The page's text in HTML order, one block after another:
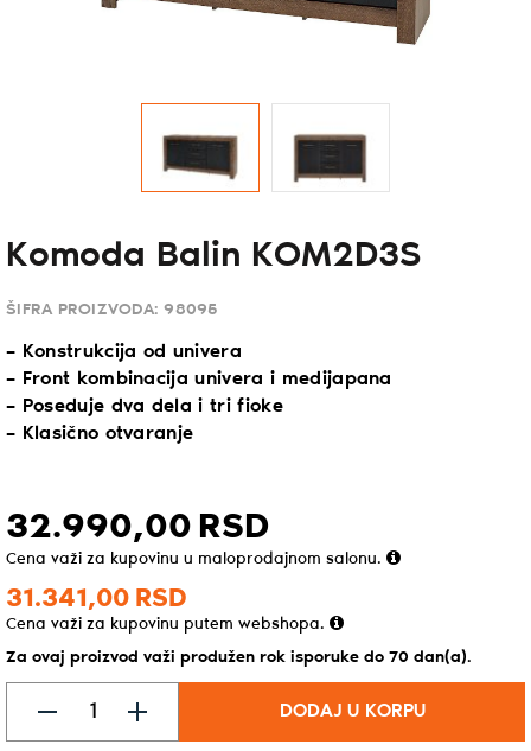
Komoda Balin KOM2D3S
ŠIFRA PROIZVODA:98095
– Konstrukcija od univera
– Front kombinacija univera i medijapana
– Poseduje dva dela i tri fioke
– Klasično otvaranje
32.990,00 RSD
Cena važi za kupovinu u maloprodajnom salonu.
31.341,00 RSD
Cena važi za kupovinu putem webshopa.
Za ovaj proizvod važi produžen rok isporuke do 70 dan(a).
DODAJ U KORPU